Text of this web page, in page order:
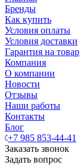
Бренды
Как купить
Условия оплаты
Условия доставки
Гарантия на товар
Компания
О компании
Новости
Отзывы
Наши работы
Контакты
Блог
+7 985 853-44-41
Заказать звонок
Задать вопрос